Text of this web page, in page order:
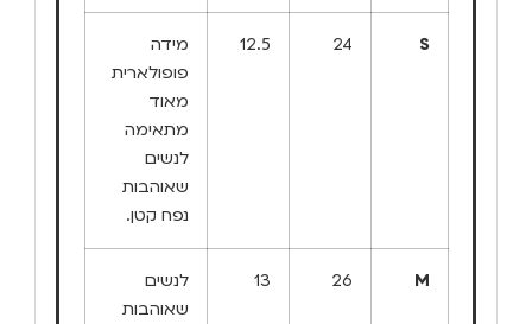
S
24
12.5
מידה
פופולארית
מאוד
מתאימה
לנשים
שאוהבות
נפח קטן.
M
26
13
לנשים
שאוהבות